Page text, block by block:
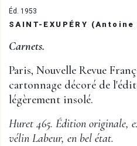
Éd. 1953
SAINT-EXUPÉRY (Antoine
Carnets.
Paris, Nouvelle Revue
cartonnage décoré de
légèrement insolé.
Huret 465. Édition originale,
vélin Labeur, en bel état.